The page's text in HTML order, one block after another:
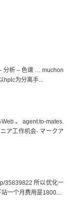
分析 – 色谱 … muchon
hplc为分离手...
。 agent.to-mates.
ア工作机会- マークア
35839822 所以优化一
一个月费用是1800...